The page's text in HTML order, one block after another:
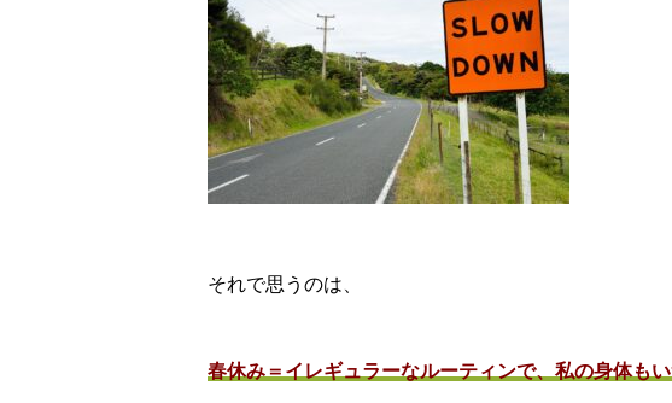
それで思うのは、
春休み＝イレギュラーなルーティンで、私の身体も